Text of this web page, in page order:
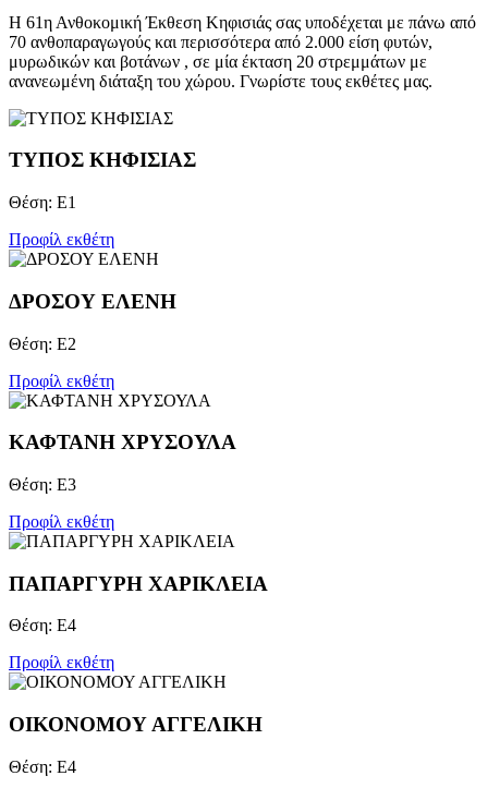
Η 61η Ανθοκομική Έκθεση Κηφισιάς σας υποδέχεται με πάνω από
70 ανθοπαραγωγούς και περισσότερα από 2.000 είση φυτών,
μυρωδικών και βοτάνων , σε μία έκταση 20 στρεμμάτων με
ανανεωμένη διάταξη του χώρου. Γνωρίστε τους εκθέτες μας.
TYΠΟΣ ΚΗΦΙΣΙΑΣ
Θέση: Ε1
Προφίλ εκθέτη
ΔΡΟΣΟΥ ΕΛΕΝΗ
Θέση: Ε2
Προφίλ εκθέτη
ΚΑΦΤΑΝΗ ΧΡΥΣΟΥΛΑ
Θέση: Ε3
Προφίλ εκθέτη
ΠΑΠΑΡΓΥΡΗ ΧΑΡΙΚΛΕΙΑ
Θέση: Ε4
Προφίλ εκθέτη
ΟΙΚΟΝΟΜΟΥ ΑΓΓΕΛΙΚΗ
Θέση: Ε4